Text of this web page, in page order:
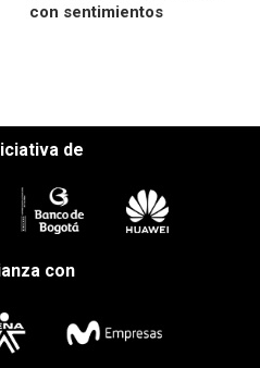
con sentimientos
de
con